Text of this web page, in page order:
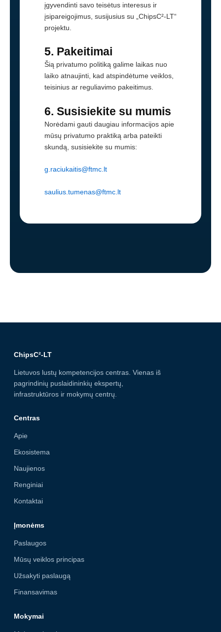
įgyvendinti savo teisėtus interesus ir
įsipareigojimus, susijusius su „ChipsC²-LT“
projektu.
5. Pakeitimai
Šią privatumo politiką galime laikas nuo
laiko atnaujinti, kad atspindėtume veiklos,
teisinius ar reguliavimo pakeitimus.
6. Susisiekite su mumis
Norėdami gauti daugiau informacijos apie
mūsų privatumo praktiką arba pateikti
skundą, susisiekite su mumis:
g.raciukaitis@ftmc.lt
saulius.tumenas@ftmc.lt
ChipsC²-LT
Lietuvos lustų kompetencijos centras. Vienas iš
pagrindinių puslaidininkių ekspertų,
infrastruktūros ir mokymų centrų.
Centras
Apie
Ekosistema
Naujienos
Renginiai
Kontaktai
Įmonėms
Paslaugos
Mūsų veiklos principas
Užsakyti paslaugą
Finansavimas
Mokymai